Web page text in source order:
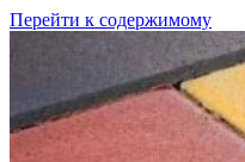
Перейти к содержимому